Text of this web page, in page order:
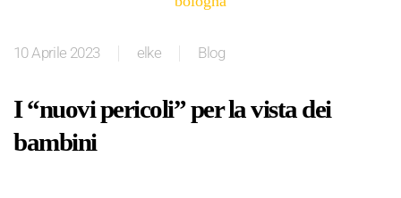
10 Aprile 2023 elke Blog
I “nuovi pericoli” per la vista dei
bambini